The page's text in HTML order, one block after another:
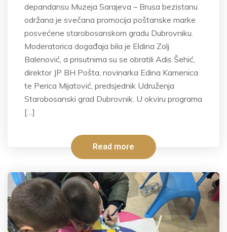
depandansu Muzeja Sarajeva – Brusa bezistanu
održana je svečana promocija poštanske marke
posvećene starobosanskom gradu Dubrovniku.
Moderatorica događaja bila je Eldina Zolj
Balenović, a prisutnima su se obratili Adis Šehić,
direktor JP BH Pošta, novinarka Edina Kamenica
te Perica Mijatović, predsjednik Udruženja
Starobosanski grad Dubrovnik. U okviru programa
[…]
Read more